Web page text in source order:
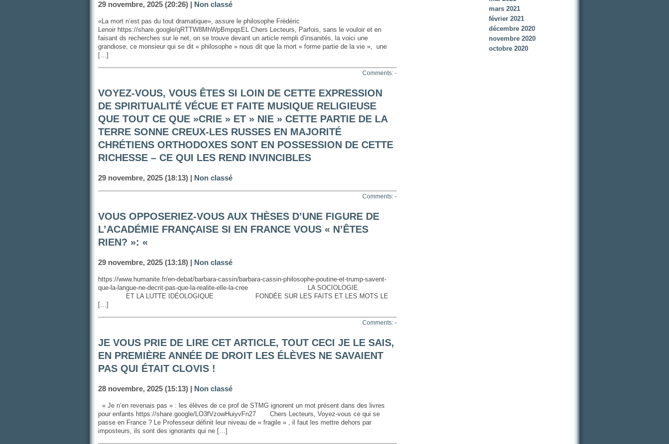
29 novembre, 2025 (20:26) | Non classé
«La mort n’est pas du tout dramatique», assure le philosophe Frédéric
Lenoir https://share.google/qRTTW8MhWpBmpqsEL Chers Lecteurs, Parfois, sans le vouloir et en
faisant ds recherches sur le net, on se trouve devant un article rempli d’insanités, la voici une
grandiose, ce monsieur qui se dit « philosophe » nous dit que la mort « forme partie de la vie », une
[…]
Comments: -
VOYEZ-VOUS, VOUS ÊTES SI LOIN DE CETTE EXPRESSION
DE SPIRITUALITÉ VÉCUE ET FAITE MUSIQUE RELIGIEUSE
QUE TOUT CE QUE »CRIE » ET » NIE » CETTE PARTIE DE LA
TERRE SONNE CREUX-LES RUSSES EN MAJORITÉ
CHRÉTIENS ORTHODOXES SONT EN POSSESSION DE CETTE
RICHESSE – CE QUI LES REND INVINCIBLES
29 novembre, 2025 (18:13) | Non classé
Comments: -
VOUS OPPOSERIEZ-VOUS AUX THÈSES D’UNE FIGURE DE
L’ACADÉMIE FRANÇAISE SI EN FRANCE VOUS « N’ÊTES
RIEN? »: «
29 novembre, 2025 (13:18) | Non classé
https://www.humanite.fr/en-debat/barbara-cassin/barbara-cassin-philosophe-poutine-et-trump-savent-
que-la-langue-ne-decrit-pas-que-la-realite-elle-la-cree LA SOCIOLOGIE
ET LA LUTTE IDÉOLOGIQUE FONDÉE SUR LES FAITS ET LES MOTS LE
[…]
Comments: -
JE VOUS PRIE DE LIRE CET ARTICLE, TOUT CECI JE LE SAIS,
EN PREMIÈRE ANNÉE DE DROIT LES ÉLÈVES NE SAVAIENT
PAS QUI ÉTAIT CLOVIS !
28 novembre, 2025 (15:13) | Non classé
« Je n’en revenais pas » : les élèves de ce prof de STMG ignorent un mot présent dans des livres
pour enfants https://share.google/LO3fVzowHuiyvFn27 Chers Lecteurs, Voyez-vous ce qui se
passe en France ? Le Professeur définit leur niveau de « fragile » , il faut les mettre dehors par
imposteurs, ils sont des ignorants qui ne […]
mars 2021
février 2021
décembre 2020
novembre 2020
octobre 2020